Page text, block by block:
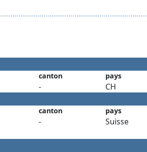
canton pays
-
CH
canton pays
- Suisse